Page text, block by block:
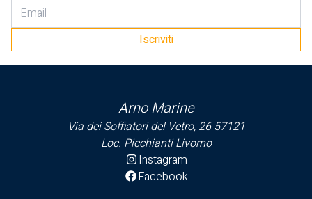
Iscriviti
Arno Marine
Via dei Soffiatori del Vetro, 26 57121
Loc. Picchianti Livorno
Instagram
Facebook